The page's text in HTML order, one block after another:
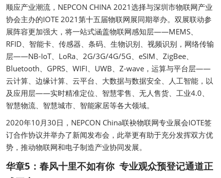
顺应产业潮流，NEPCON CHINA 2021选择与深圳市物联网产业
协会主办的IOTE 2021第十五届物联网展同期举办。双展联动参
展阵容更加强大，将一站式涵盖物联网感知层——MEMS、
RFID、智能卡、传感器、条码、生物识别、视频识别，网络传输
层——NB-IoT、LoRa、2G/3G/4G/5G、eSIM、ZigBee、
Bluetooth、GPRS、WIFI、UWB、Z-wave，运算与平台层——
云计算、边缘计算、云平台、大数据与数据安全、人工智能，以
及应用层——实时精准定位、智慧零售、无人售货、工业4.0、
智慧物流、智慧城市、智能家居等各大领域。
2020年10月30日，NEPCON China联袂物联网专业展会IOTE签
订合作协议并举办了新闻发布会，此举更有助于充分发挥双方优
势，推动物联网和电子制造产业协同发展。
华章5：春风十里不如有你 专业观众预登记通道正